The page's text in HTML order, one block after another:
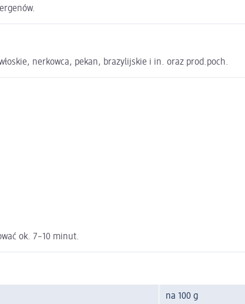
nerkowca, pekan, brazylijskie i in. oraz prod.poch.
ok. 7–10 minut.
na 100 g